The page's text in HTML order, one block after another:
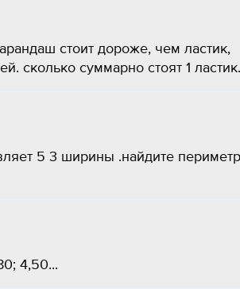
стоит дороже, чем ластик,
сколько суммарно стоят 1
5 3 ширины .найдите периметр
4,50...